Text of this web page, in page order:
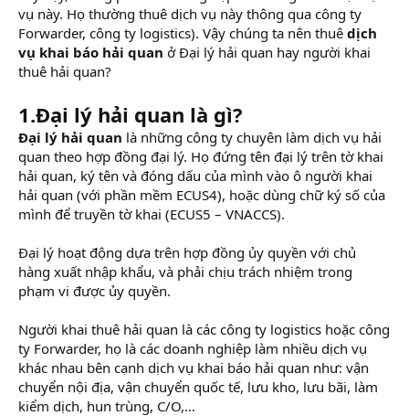
vụ này. Họ thường thuê dịch vụ này thông qua công ty
Forwarder, công ty logistics). Vậy chúng ta nên thuê dịch
vụ khai báo hải quan ở Đại lý hải quan hay người khai
thuê hải quan?
1.Đại lý hải quan là gì?
Đại lý hải quan là những công ty chuyên làm dịch vụ hải
quan theo hợp đồng đại lý. Họ đứng tên đại lý trên tờ khai
hải quan, ký tên và đóng dấu của mình vào ô người khai
hải quan (với phần mềm ECUS4), hoặc dùng chữ ký số của
mình để truyền tờ khai (ECUS5 – VNACCS).
Đại lý hoạt động dựa trên hợp đồng ủy quyền với chủ
hàng xuất nhập khẩu, và phải chịu trách nhiệm trong
phạm vi được ủy quyền.
Người khai thuê hải quan là các công ty logistics hoặc công
ty Forwarder, họ là các doanh nghiệp làm nhiều dịch vụ
khác nhau bên cạnh dịch vụ khai báo hải quan như: vận
chuyển nội địa, vận chuyển quốc tế, lưu kho, lưu bãi, làm
kiểm dịch, hun trùng, C/O,…